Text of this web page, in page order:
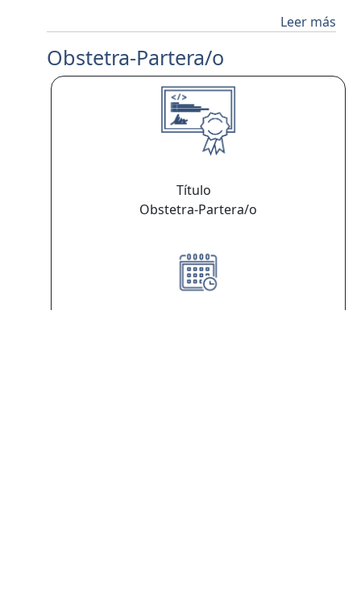
Leer más
Obstetra-Partera/o
Título
Obstetra-Partera/o